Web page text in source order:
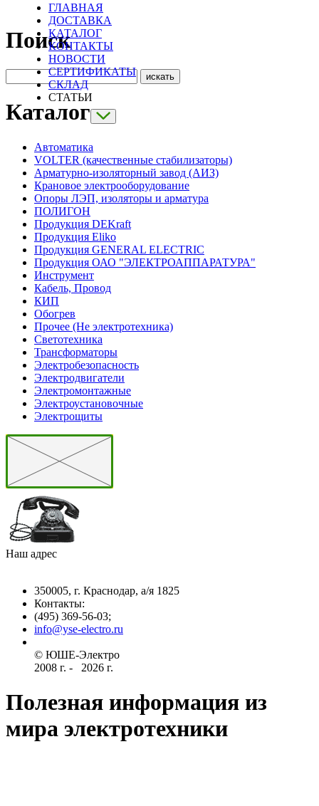
ГЛАВНАЯ
ДОСТАВКА
КАТАЛОГ
КОНТАКТЫ
НОВОСТИ
СЕРТИФИКАТЫ
СКЛАД
СТАТЬИ
Поиск
Каталог
Автоматика
VOLTER (качественные стабилизаторы)
Арматурно-изоляторный завод (АИЗ)
Крановое электрооборудование
Опоры ЛЭП, изоляторы и арматура
ПОЛИГОН
Продукция DEKraft
Продукция Eliko
Продукция GENERAL ELECTRIC
Продукция ОАО "ЭЛЕКТРОАППАРАТУРА"
Инструмент
Кабель, Провод
КИП
Обогрев
Прочее (Не электротехника)
Светотехника
Трансформаторы
Электробезопасность
Электродвигатели
Электромонтажные
Электроустановочные
Электрощиты
Наш адрес
350005, г. Краснодар, а/я 1825
Контакты: ­
(495) 369-56-03;
info@yse-electro.ru­
© ЮШЕ-Эл­ектро ­
2008 г­. - ­ ­­­­­
2026 г.
Полезная информация из
мира электротехники